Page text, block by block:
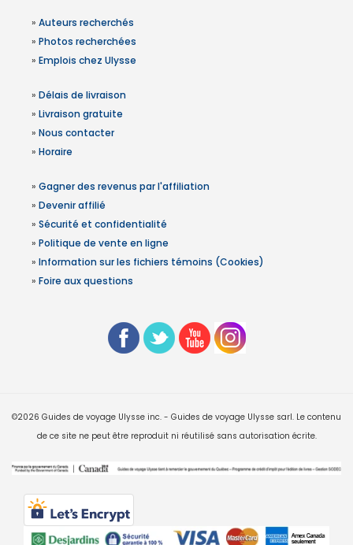
» Auteurs recherchés
» Photos recherchées
» Emplois chez Ulysse
» Délais de livraison
» Livraison gratuite
» Nous contacter
» Horaire
» Gagner des revenus par l'affiliation
» Devenir affilié
» Sécurité et confidentialité
» Politique de vente en ligne
» Information sur les fichiers témoins (Cookies)
» Foire aux questions
©2026 Guides de voyage Ulysse inc. - Guides de voyage Ulysse sarl. Le contenu
de ce site ne peut être reproduit ni réutilisé sans autorisation écrite.